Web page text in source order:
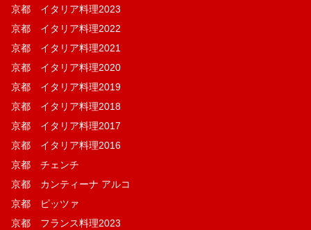
京都 イタリア料理2023
京都 イタリア料理2022
京都 イタリア料理2021
京都 イタリア料理2020
京都 イタリア料理2019
京都 イタリア料理2018
京都 イタリア料理2017
京都 イタリア料理2016
京都 チェンチ
京都 カンティーナ アルコ
京都 ピッツァ
京都 フランス料理2023